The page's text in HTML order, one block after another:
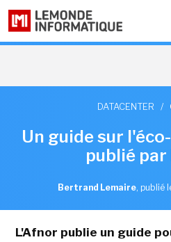
DATACENTER /
Un guide sur
publié
Bertrand Lemaire, publié
L'Afnor publie un guide